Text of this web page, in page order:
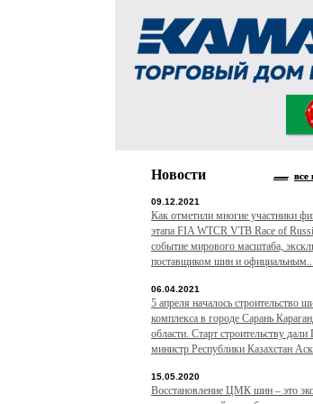
Новости все
09.12.2021
Как отметили многие участники
этапа FIA WTCR VTB Race of
событие мирового масштаба,
поставщиком шин и официальным...
06.04.2021
5 апреля началось строительство
комплекса в городе Сарань
области. Старт строительству
министр Республики Казахстан
15.05.2020
Восстановление ЦМК шин – это